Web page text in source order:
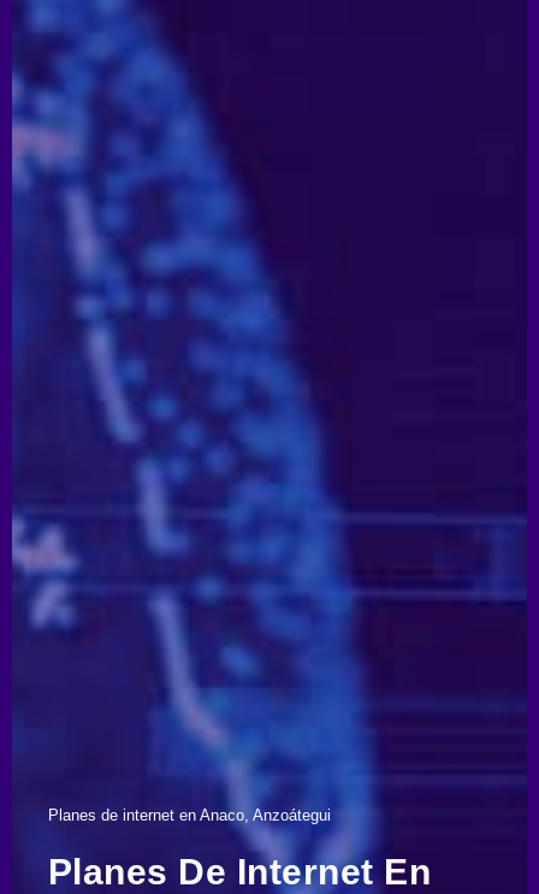
Planes de internet en Anaco, Anzoátegui
Planes De Internet En